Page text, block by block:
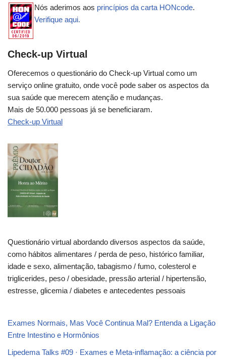
Nós aderimos aos princípios da carta HONcode.
Verifique aqui.
Check-up Virtual
Oferecemos o questionário do Check-up Virtual como um
serviço online gratuito, onde você pode saber os aspectos da
sua saúde que merecem atenção e mudanças.
Mais de 50.000 pessoas já se beneficiaram.
Check-up Virtual
Questionário virtual abordando diversos aspectos da saúde,
como hábitos alimentares / perda de peso, histórico familiar,
idade e sexo, alimentação, tabagismo / fumo, colesterol e
triglicerides, peso / obesidade, pressão arterial / hipertensão,
estresse, glicemia / diabetes e antecedentes pessoais
Exames Normais, Mas Você Continua Mal? Entenda a Ligação
Entre Intestino e Hormônios
Lipedema Talks #09 · Exames e Meta-inflamação: a ciência por